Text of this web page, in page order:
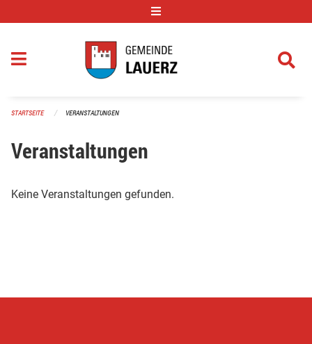
STARTSEITE VERANSTALTUNGEN
Veranstaltungen
Keine Veranstaltungen gefunden.